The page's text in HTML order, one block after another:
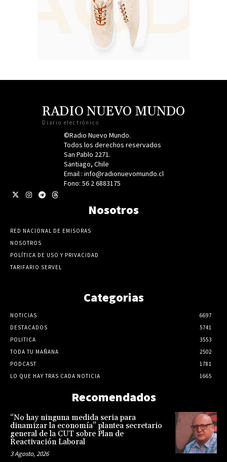
RADIO NUEVO MUNDO
Diario electrónico
©Radio Nuevo Mundo.
Todos los derechos reservados
San Pablo 2271.
Santiago, Chile
Email : info@radionuevomundo.cl
Fono: 56 2 6883175
Nosotros
RED NACIONAL DE EMISORAS
NOSOTROS
POLÍTICA DE USO Y PRIVACIDAD
TARIFARIO SERVEL
Categorias
NOTICIAS
6697
DESTACADOS
5741
POLITICA
3553
TODA TU MAÑANA
2502
PODCAST
1781
LO QUE HAY TRAS CADA NOTICIA
1665
Recomendados
“No hay ninguna medida seria para
dinamizar la economía” plantea secretario
general de la CUT sobre Plan de
Reactivación Laboral
3 Agosto, 2026